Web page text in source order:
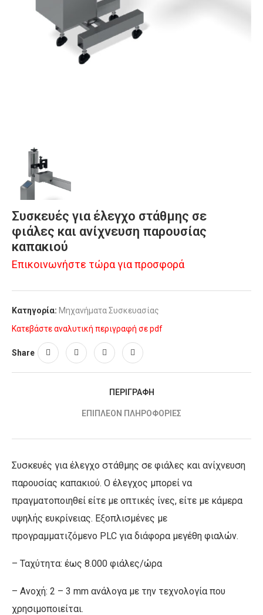
Συσκευές για έλεγχο στάθμης σε
φιάλες και ανίχνευση παρουσίας
καπακιού
Επικοινωνήστε τώρα για προσφορά
Κατηγορία: Μηχανήματα Συσκευασίας
Κατεβάστε αναλυτική περιγραφή σε pdf
Share
ΠΕΡΙΓΡΑΦΉ
ΕΠΙΠΛΈΟΝ ΠΛΗΡΟΦΟΡΊΕΣ
Συσκευές για έλεγχο στάθμης σε φιάλες και ανίχνευση
παρουσίας καπακιού. Ο έλεγχος μπορεί να
πραγματοποιηθεί είτε με οπτικές ίνες, είτε με κάμερα
υψηλής ευκρίνειας. Εξοπλισμένες με
προγραμματιζόμενο PLC για διάφορα μεγέθη φιαλών.
– Ταχύτητα: έως 8.000 φιάλες/ώρα
– Ανοχή: 2 – 3 mm ανάλογα με την τεχνολογία που
χρησιμοποιείται.